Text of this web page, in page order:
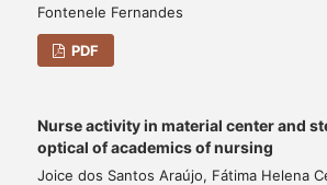
Fontenele Fernandes
PDF
Nurse activity in material center and
optical of academics of nursing
Joice dos Santos Araújo, Fátima Helena